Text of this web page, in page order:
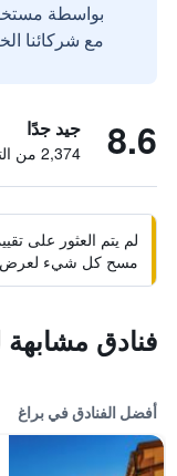
مع شركائنا
8.6 جيد جدًا
2,374 من التقييمات تم التحقق منها
لم يتم العثور على
مسح كل شيء لعرض
فنادق مشابهة
أفضل الفنادق في براغ